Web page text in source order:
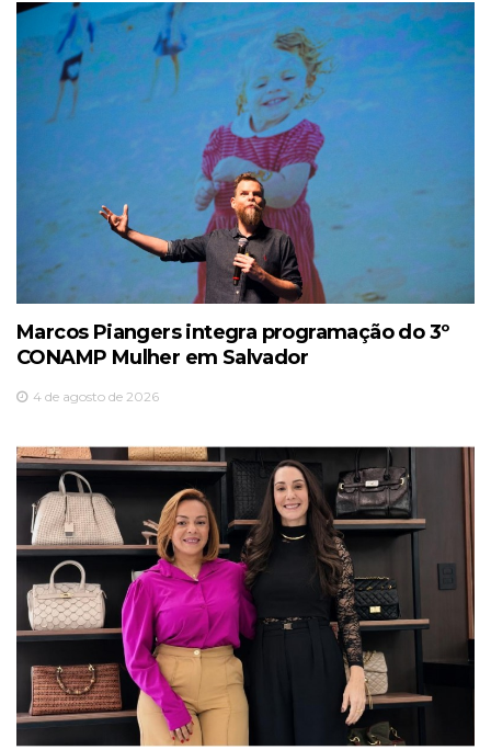
Marcos Piangers integra programação do 3º
CONAMP Mulher em Salvador
4 de agosto de 2026